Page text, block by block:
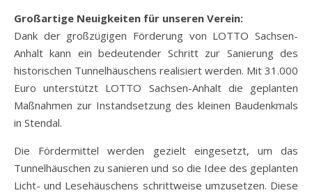
Großartige Neuigkeiten für unseren Verein:
Dank der großzügigen Förderung von LOTTO Sachsen-
Anhalt kann ein bedeutender Schritt zur Sanierung des
historischen Tunnelhäuschens realisiert werden. Mit 31.000
Euro unterstützt LOTTO Sachsen-Anhalt die geplanten
Maßnahmen zur Instandsetzung des kleinen Baudenkmals
in Stendal.
Die Fördermittel werden gezielt eingesetzt, um das
Tunnelhäuschen zu sanieren und so die Idee des geplanten
Licht- und Lesehäuschens schrittweise umzusetzen. Diese